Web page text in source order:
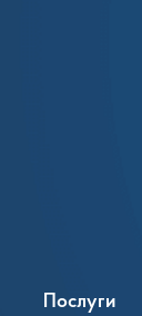
Послуги